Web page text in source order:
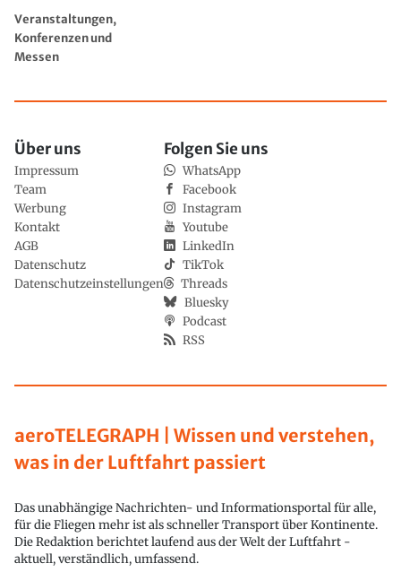
Veranstaltungen,
Konferenzen und
Messen
aeroTELEGRAPH | Wissen und verstehen,
was in der Luftfahrt passiert
Das unabhängige Nachrichten- und Informationsportal für alle,
für die Fliegen mehr ist als schneller Transport über Kontinente.
Die Redaktion berichtet laufend aus der Welt der Luftfahrt -
aktuell, verständlich, umfassend.
Über uns
Impressum
Team
Werbung
Kontakt
AGB
Datenschutz
Datenschutzeinstellungen
Folgen Sie uns
WhatsApp
Facebook
Instagram
Youtube
LinkedIn
TikTok
Threads
Bluesky
Podcast
RSS